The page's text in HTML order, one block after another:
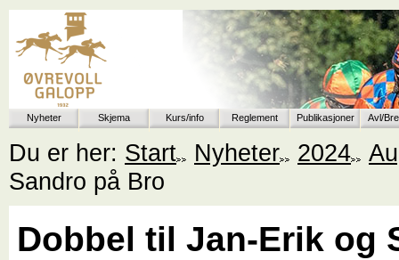
Nyheter Skjema Kurs/info Reglement Publikasjoner Avl/
Du er her: Start Nyheter 2024
Sandro på Bro
Dobbel til Jan-Erik og